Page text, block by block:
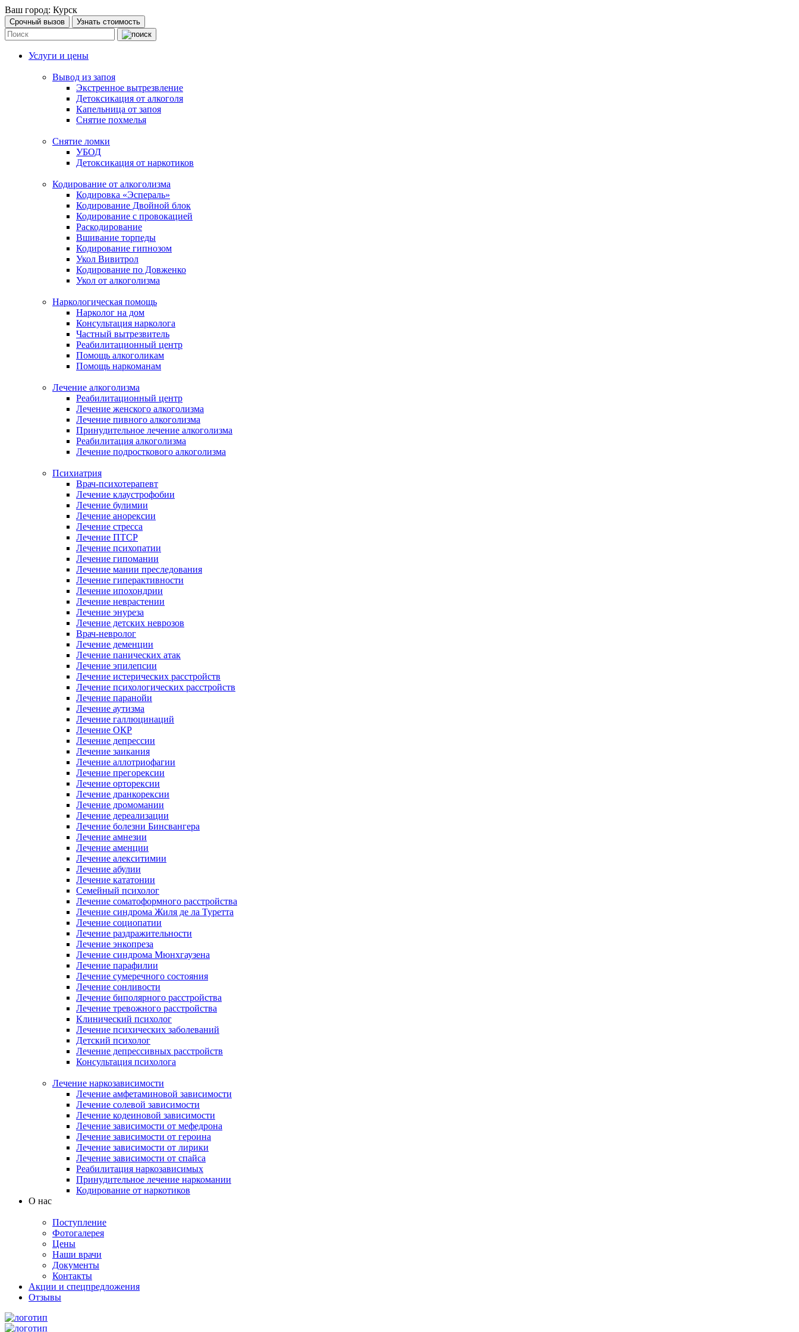
Ваш город: Курск
Срочный вызов Узнать стоимость
Услуги и цены
Вывод из запоя
Экстренное вытрезвление
Детоксикация от алкоголя
Капельница от запоя
Снятие похмелья
Снятие ломки
УБОД
Детоксикация от наркотиков
Кодирование от алкоголизма
Кодировка «Эспераль»
Кодирование Двойной блок
Кодирование с провокацией
Раскодирование
Вшивание торпеды
Кодирование гипнозом
Укол Вивитрол
Кодирование по Довженко
Укол от алкоголизма
Наркологическая помощь
Нарколог на дом
Консультация нарколога
Частный вытрезвитель
Реабилитационный центр
Помощь алкоголикам
Помощь наркоманам
Лечение алкоголизма
Реабилитационный центр
Лечение женского алкоголизма
Лечение пивного алкоголизма
Принудительное лечение алкоголизма
Реабилитация алкоголизма
Лечение подросткового алкоголизма
Психиатрия
Врач-психотерапевт
Лечение клаустрофобии
Лечение булимии
Лечение анорексии
Лечение стресса
Лечение ПТСР
Лечение психопатии
Лечение гипомании
Лечение мании преследования
Лечение гиперактивности
Лечение ипохондрии
Лечение неврастении
Лечение энуреза
Лечение детских неврозов
Врач-невролог
Лечение деменции
Лечение панических атак
Лечение эпилепсии
Лечение истерических расстройств
Лечение психологических расстройств
Лечение паранойи
Лечение аутизма
Лечение галлюцинаций
Лечение ОКР
Лечение депрессии
Лечение заикания
Лечение аллотриофагии
Лечение прегорексии
Лечение орторексии
Лечение дранкорексии
Лечение дромомании
Лечение дереализации
Лечение болезни Бинсвангера
Лечение амнезии
Лечение аменции
Лечение алекситимии
Лечение абулии
Лечение кататонии
Семейный психолог
Лечение соматоформного расстройства
Лечение синдрома Жиля де ла Туретта
Лечение социопатии
Лечение раздражительности
Лечение энкопреза
Лечение синдрома Мюнхгаузена
Лечение парафилии
Лечение сумеречного состояния
Лечение сонливости
Лечение биполярного расстройства
Лечение тревожного расстройства
Клинический психолог
Лечение психических заболеваний
Детский психолог
Лечение депрессивных расстройств
Консультация психолога
Лечение наркозависимости
Лечение амфетаминовой зависимости
Лечение солевой зависимости
Лечение кодеиновой зависимости
Лечение зависимости от мефедрона
Лечение зависимости от героина
Лечение зависимости от лирики
Лечение зависимости от спайса
Реабилитация наркозависимых
Принудительное лечение наркомании
Кодирование от наркотиков
О нас
Поступление
Фотогалерея
Цены
Наши врачи
Документы
Контакты
Акции и спецпредложения
Отзывы